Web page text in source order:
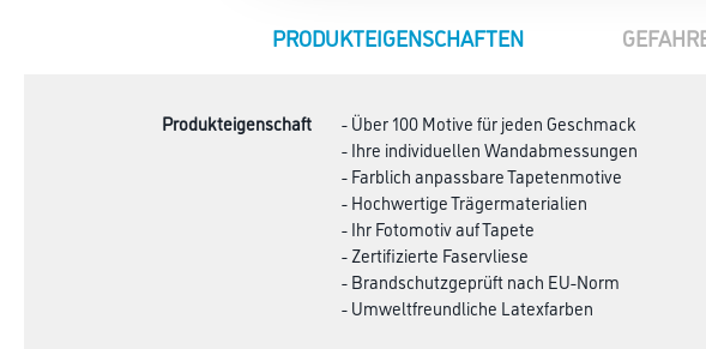
CURRENT
PRODUKTEIGENSCHAFTEN
Produkteigenschaft
- Über 100 Motive für jeden Geschmack
- Ihre individuellen Wandabmessungen
- Farblich anpassbare Tapetenmotive
- Hochwertige Trägermaterialien
- Ihr Fotomotiv auf Tapete
- Zertifizierte Faservliese
- Brandschutzgeprüft nach EU-Norm
- Umweltfreundliche Latexfarben